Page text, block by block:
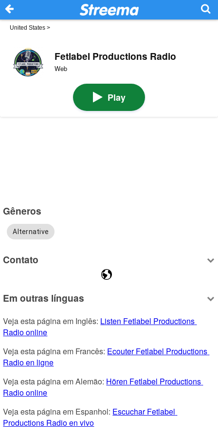
United States >
Fetlabel Productions Radio
Web
Play
Gêneros
Alternative
Contato
Em outras línguas
Veja esta página em Inglês: Listen Fetlabel Productions
Radio online
Veja esta página em Francês: Ecouter Fetlabel Productions
Radio en ligne
Veja esta página em Alemão: Hören Fetlabel Productions
Radio online
Veja esta página em Espanhol: Escuchar Fetlabel
Productions Radio en vivo